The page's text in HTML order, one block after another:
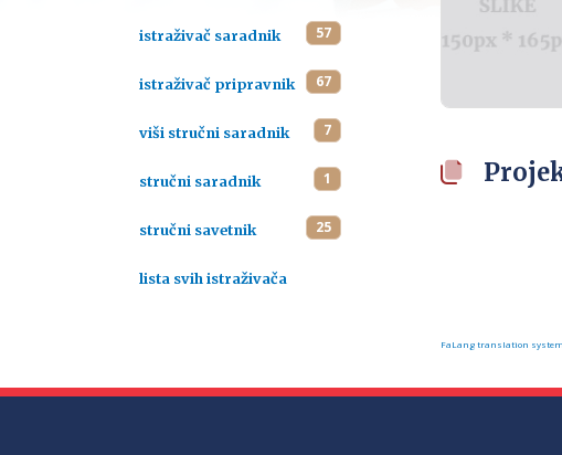
istraživač saradnik 57
istraživač pripravnik 67
viši stručni saradnik 7
stručni saradnik 1
stručni savetnik 25
lista svih istraživača
FaLang translation system